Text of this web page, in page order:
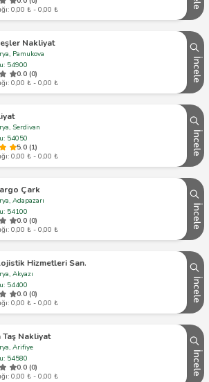
0,00 ₺ - 0,00 ₺
Nakliyat
Pamukova
54900
0.0 (0)
0,00 ₺ - 0,00 ₺
İncele
Serdivan
54050
5.0 (1)
0,00 ₺ - 0,00 ₺
İncele
Çark
Adapazarı
54100
0.0 (0)
0,00 ₺ - 0,00 ₺
İncele
San. Ve Tic. Ltd. Şti
Akyazı
54400
0.0 (0)
0,00 ₺ - 0,00 ₺
İncele
Taş Nakliyat
Arifiye
54580
0.0 (0)
0,00 ₺ - 0,00 ₺
İncele